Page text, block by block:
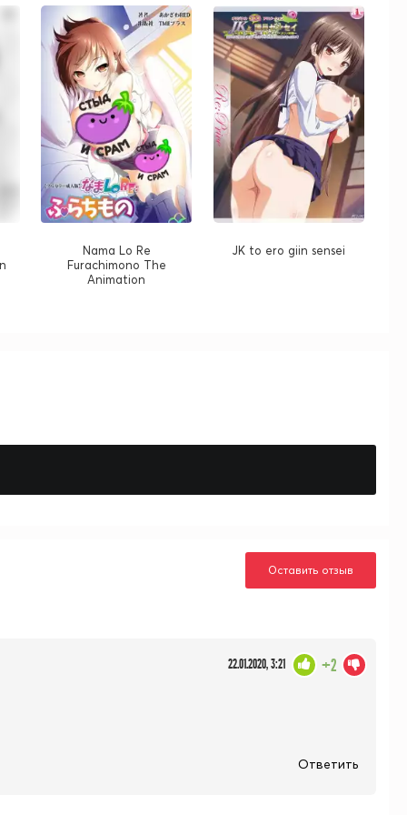
Nama Lo Re
Furachimono The
Animation
JK to ero giin sensei
Оставить отзыв
22.01.2020, 3:21 +2
Ответить